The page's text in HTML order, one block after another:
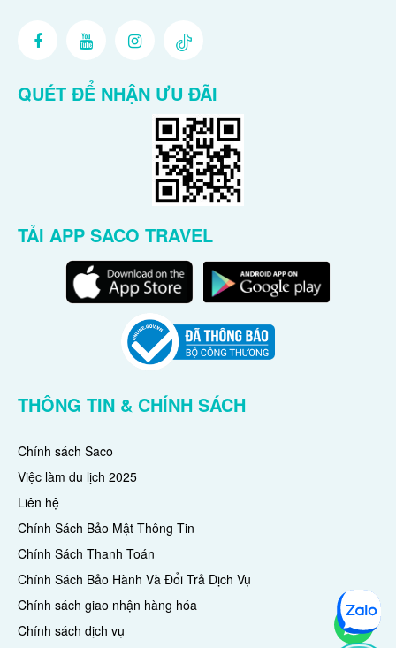
QUÉT ĐỂ NHẬN ƯU ĐÃI
TẢI APP SACO TRAVEL
THÔNG TIN & CHÍNH SÁCH
Chính sách Saco
Việc làm du lịch 2025
Liên hệ
Chính Sách Bảo Mật Thông Tin
Chính Sách Thanh Toán
Chính Sách Bảo Hành Và Đổi Trả Dịch Vụ
Chính sách giao nhận hàng hóa
Chính sách dịch vụ